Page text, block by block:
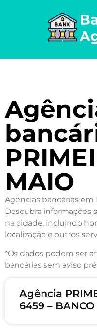
MAIO
Agências bancárias em
Descubra informações
na cidade, incluindo
localização e outros
*Os dados podem ser
bancárias sem aviso
Agência
6459 –